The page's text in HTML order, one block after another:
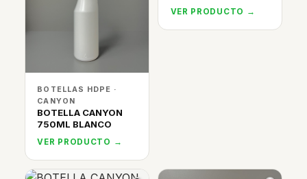
BOTELLAS HDPE ·
CANYON
BOTELLA CANYON
750ML BLANCO
VER PRODUCTO →
VER PRODUCTO →